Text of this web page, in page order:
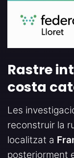
Rastre
costa
Les
reconstruir la
localitzat a
posteriorment